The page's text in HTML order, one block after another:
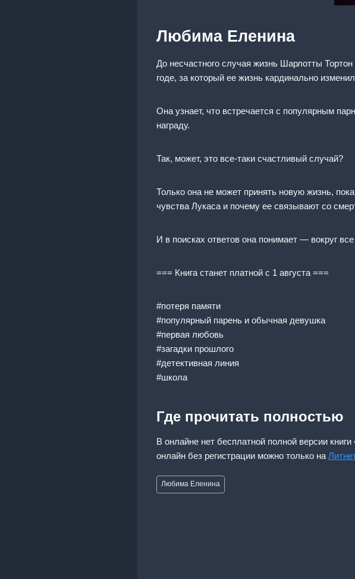
Любима Еленина
До несчастного случая жизнь Шарлотты
годе, за который ее жизнь кардинально
Она узнает, что встречается с популярным
награду.
Так, может, это все-таки счастливый случай?
Только она не может принять новую жизнь,
чувства Лукаса и почему ее связывают со
И в поисках ответов она понимает — вокруг все
=== Книга станет платной c 1 августа ===
#потеря памяти
#популярный парень и обычная девушка
#первая любовь
#загадки прошлого
#детективная линия
#школа
Где прочитать полностью
В онлайне нет бесплатной полной версии
онлайн без регистрации можно только на
Метки
записи:
Любима Еленина